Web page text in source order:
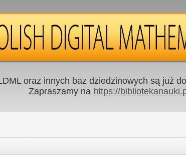
oraz innych baz dziedzinowych są już
Zapraszamy na https://